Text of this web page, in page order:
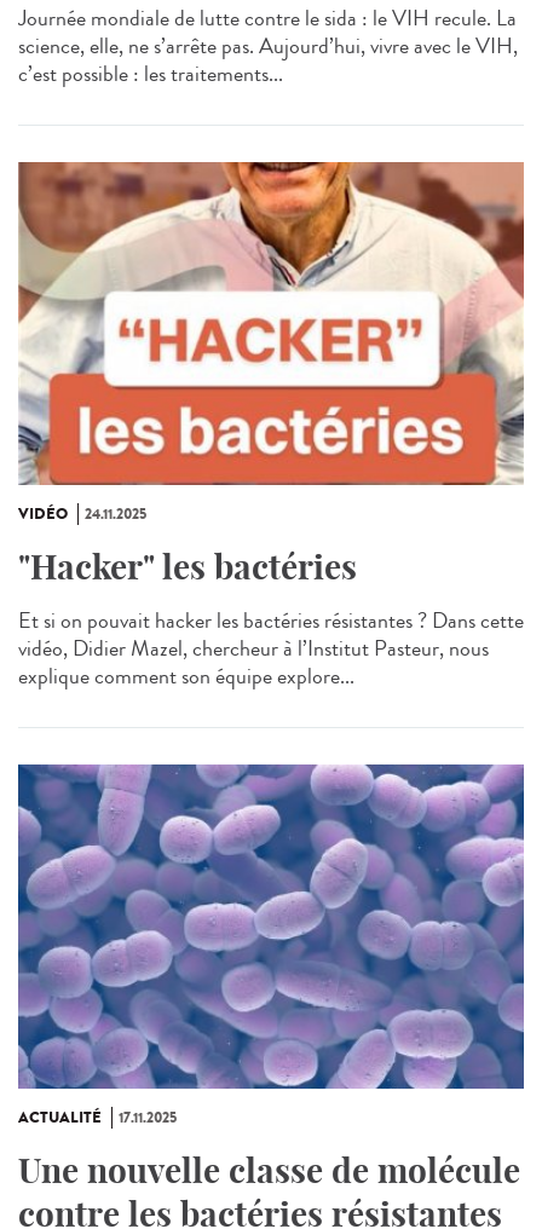
Journée mondiale de lutte contre le sida : le VIH recule. La
science, elle, ne s’arrête pas. Aujourd’hui, vivre avec le VIH,
c’est possible : les traitements...
VIDÉO 24.11.2025
"Hacker" les bactéries
Et si on pouvait hacker les bactéries résistantes ? Dans cette
vidéo, Didier Mazel, chercheur à l’Institut Pasteur, nous
explique comment son équipe explore...
ACTUALITÉ 17.11.2025
Une nouvelle classe de molécule
contre les bactéries résistantes